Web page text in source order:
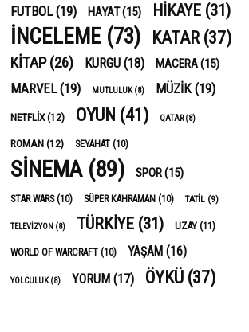
FUTBOL(19) HAYAT(15) HIKAYE (31)
INCELEME (73) KATAR(37)
KITAP(26) KURGU (18) MACERA(15)
MARVEL(19) MUTLULUK(8) MÜZIK(19)
NETFLIX(12) OYUN (41) QATAR(8)
ROMAN(12) SEYAHAT (10)
SINEMA(89) SPOR(15)
STAR WARS(10) SÜPER KAHRAMAN (10) TATIL (9)
TELEVIZYON (8) TÜRKIYE (31) UZAY (11)
WORLD OF WARCRAFT (10) YAŞAM (16)
YOLCULUK(8) YORUM (17) ÖYKÜ (37)